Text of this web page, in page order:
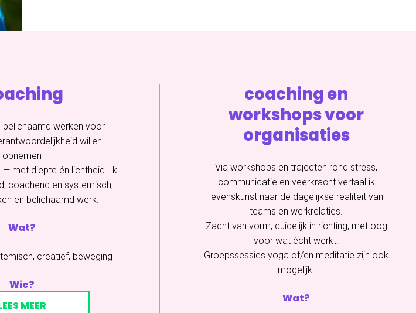
belichaamd werken voor
willen
opnemen
met diepte én lichtheid. Ik
coachend en systemisch,
en belichaamd werk.
Wat?
creatief, beweging
Wie?
MEER
coaching en
workshops voor
organisaties
Via workshops en trajecten rond stress,
communicatie en veerkracht vertaal ik
levenskunst naar de dagelijkse realiteit van
teams en werkrelaties.
Zacht van vorm, duidelijk in richting, met oog
voor wat écht werkt.
Groepssessies yoga of/en meditatie zijn ook
mogelijk.
Wat?